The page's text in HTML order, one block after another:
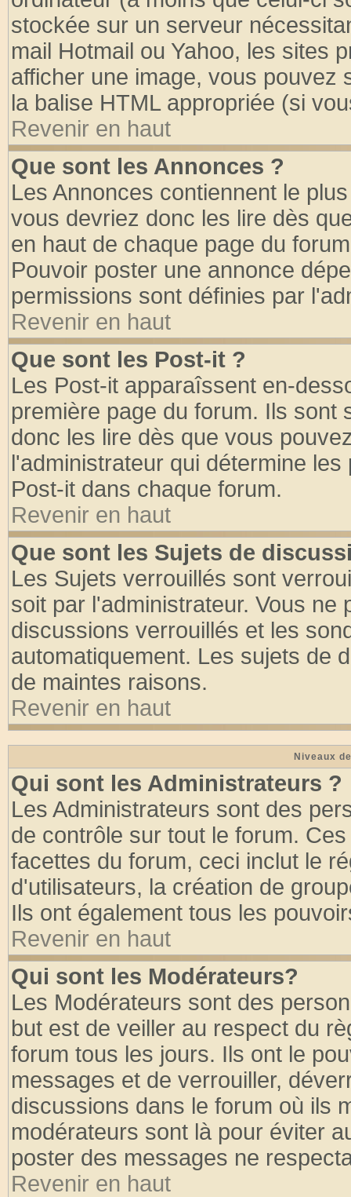
stockée sur un serveur
mail Hotmail ou Yahoo, les sites
afficher une image, vous pouvez
la balise HTML appropriée (si
Revenir en haut
Que sont les Annonces ?
Les Annonces contiennent le
vous devriez donc les lire dès
en haut de chaque page du
Pouvoir poster une annonce
permissions sont définies par
Revenir en haut
Que sont les Post-it ?
Les Post-it apparaîssent en-
première page du forum. Ils
donc les lire dès que vous
l'administrateur qui détermine
Post-it dans chaque forum.
Revenir en haut
Que sont les Sujets de
Les Sujets verrouillés sont
soit par l'administrateur. Vous
discussions verrouillés et les
automatiquement. Les sujets de
de maintes raisons.
Revenir en haut
Niveaux
Qui sont les Administrateurs ?
Les Administrateurs sont des
de contrôle sur tout le forum.
facettes du forum, ceci inclut le
d'utilisateurs, la création de
Ils ont également tous les
Revenir en haut
Qui sont les Modérateurs?
Les Modérateurs sont des
but est de veiller au respect du
forum tous les jours. Ils ont le
messages et de verrouiller,
discussions dans le forum où ils
modérateurs sont là pour éviter
poster des messages ne
Revenir en haut